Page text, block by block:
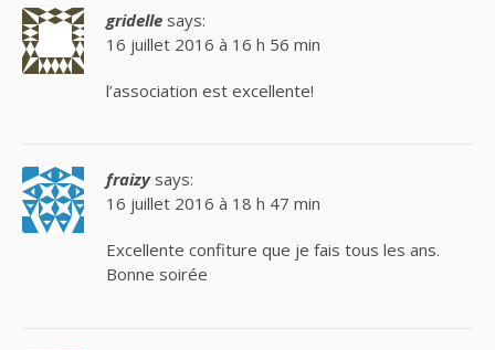
gridelle says:
16 juillet 2016 à 16 h 56 min
l’association est excellente!
fraizy says:
16 juillet 2016 à 18 h 47 min
Excellente confiture que je fais tous les ans.
Bonne soirée